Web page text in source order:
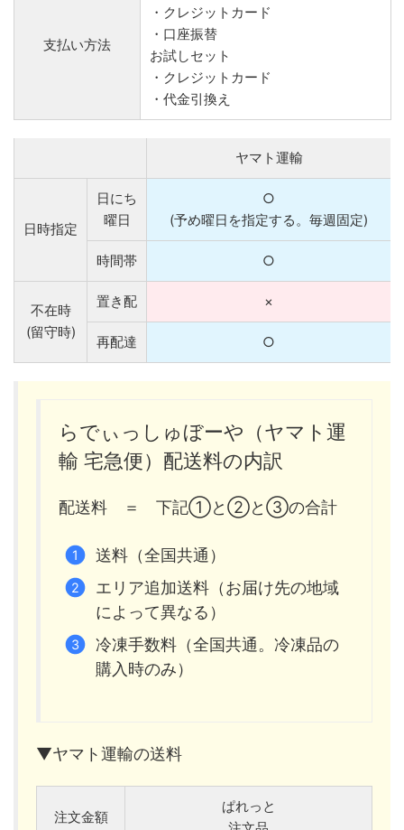
支払い方法
・クレジットカード
・口座振替
お試しセット
・クレジットカード
・代金引換え
ヤマト運輸
日時指定
日にち
曜日
○
(予め曜日を指定する。毎週固定)
時間帯 ○
不在時
(留守時)
置き配 ×
再配達 ○
らでぃっしゅぼーや（ヤマト運
輸 宅急便）配送料の内訳
配送料 ＝ 下記①と②と③の合計
送料（全国共通）
エリア追加送料（お届け先の地域
によって異なる）
冷凍手数料（全国共通。冷凍品の
購入時のみ）
▼ヤマト運輸の送料
注文金額
ぱれっと